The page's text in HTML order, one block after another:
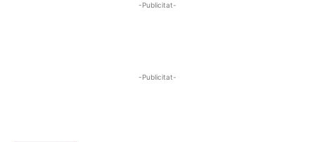
-Publicitat-
-Publicitat-